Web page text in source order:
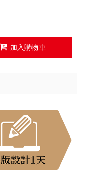
加入購物車